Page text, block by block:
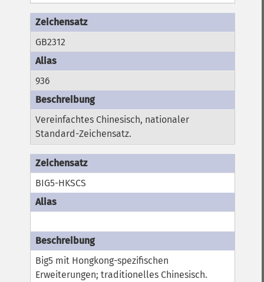
GB2312
936
Vereinfachtes Chinesisch, nationaler
Standard-Zeichensatz.
BIG5-HKSCS
Big5 mit Hongkong-spezifischen
Erweiterungen; traditionelles Chinesisch.